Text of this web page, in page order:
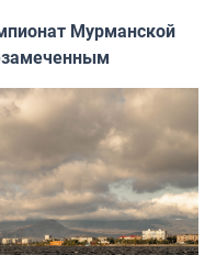
Мурманской